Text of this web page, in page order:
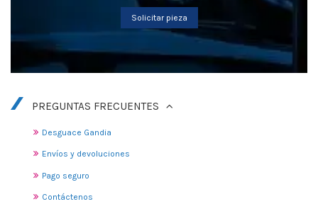
Solicitar pieza
PREGUNTAS FRECUENTES
Desguace Gandia
Envíos y devoluciones
Pago seguro
Contáctenos